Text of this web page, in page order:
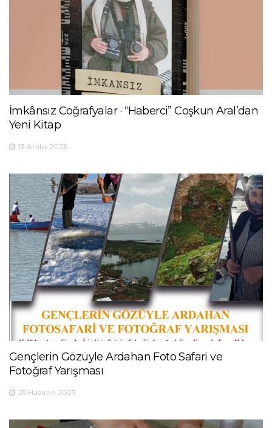
İmkânsız Coğrafyalar · “Haberci” Coşkun Aral’dan
Yeni Kitap
13 Aralık 2025
Gençlerin Gözüyle Ardahan Foto Safari ve
Fotoğraf Yarışması
25 Haziran 2023